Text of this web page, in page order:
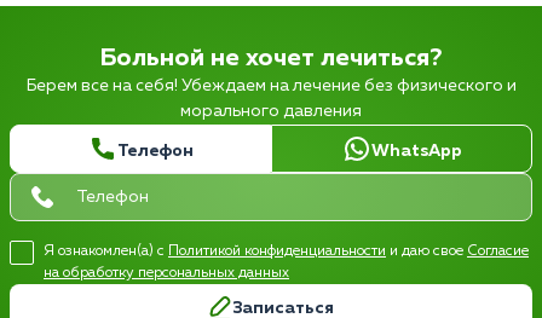
Больной не хочет лечиться?
Берем все на себя! Убеждаем на лечение без физического и
морального давления
Телефон WhatsApp
Я ознакомлен(а) с Политикой конфиденциальности и даю свое Согласие
на обработку персональных данных
Записаться